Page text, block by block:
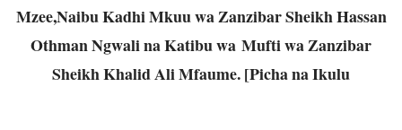
Mzee,Naibu Kadhi Mkuu wa Zanzibar Sheikh Hassan
Othman Ngwali na Katibu wa Mufti wa Zanzibar
Sheikh Khalid Ali Mfaume. [Picha na Ikulu